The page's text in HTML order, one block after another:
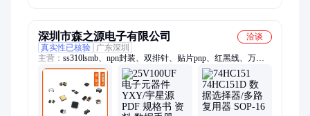
指令译码器 逻辑
IC 集成电路芯片
深圳市森之源电子有限公司
洽谈
真实性已核验
广东深圳
主营： ss310lsmb、npn封装、双排针、贴片pnp、红黑线、万能
板、ss320smaf、稳压管、保护管、电池盒、丝印lyy、散热片、
电阻带、锂电池、玻纤板、ss510lsmb、散热器、led灯具、扩展
板、抑制管、接线片、放大器、定时器、6a10do-27、ss54lsmbf